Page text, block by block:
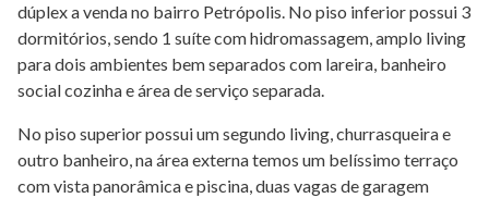
dúplex a venda no bairro Petrópolis. No piso inferior possui 3
dormitórios, sendo 1 suíte com hidromassagem, amplo living
para dois ambientes bem separados com lareira, banheiro
social cozinha e área de serviço separada.
No piso superior possui um segundo living, churrasqueira e
outro banheiro, na área externa temos um belíssimo terraço
com vista panorâmica e piscina, duas vagas de garagem